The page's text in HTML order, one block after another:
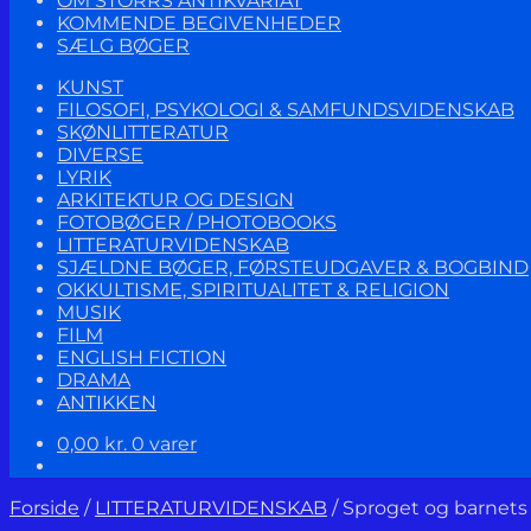
KOMMENDE BEGIVENHEDER
SÆLG BØGER
KUNST
FILOSOFI, PSYKOLOGI & SAMFUNDSVIDENSKAB
SKØNLITTERATUR
DIVERSE
LYRIK
ARKITEKTUR OG DESIGN
FOTOBØGER / PHOTOBOOKS
LITTERATURVIDENSKAB
SJÆLDNE BØGER, FØRSTEUDGAVER & BOGBIND
OKKULTISME, SPIRITUALITET & RELIGION
MUSIK
FILM
ENGLISH FICTION
DRAMA
ANTIKKEN
0,00 kr. 0 varer
Forside / LITTERATURVIDENSKAB / Sproget og